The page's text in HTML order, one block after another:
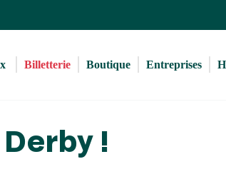
au
principal
Billetterie Boutique Entreprises
!